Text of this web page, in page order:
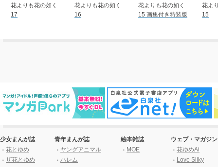
花よりも花の如く
17
花よりも花の如く
16
花よりも花の如く
15 画集付き特装版
花よ
15
少女まんが誌
花とゆめ
ザ花とゆめ
青年まんが誌
ヤングアニマル
ハレム
絵本雑誌
MOE
ウェブ・マガジン
花ゆめAi
Love Silky